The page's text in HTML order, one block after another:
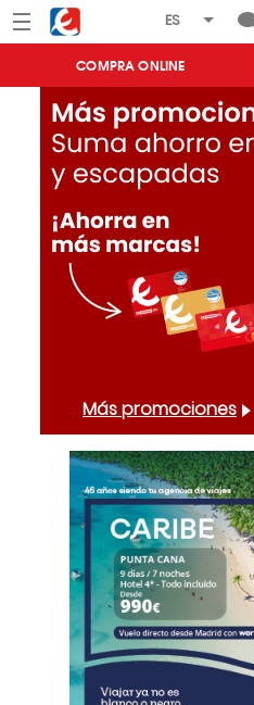
Menú Eroski
COMPRA ONLINE
destacadas
Más promociones